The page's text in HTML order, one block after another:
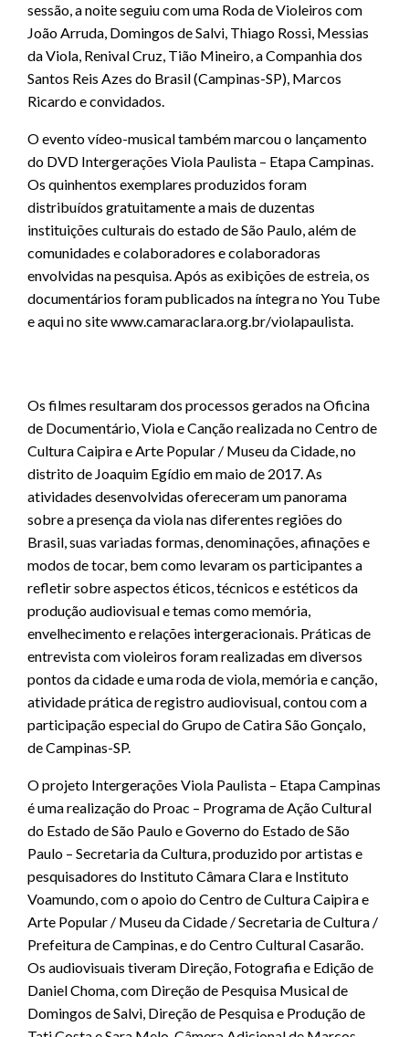
sessão, a noite seguiu com uma Roda de Violeiros com
João Arruda, Domingos de Salvi, Thiago Rossi, Messias
da Viola, Renival Cruz, Tião Mineiro, a Companhia dos
Santos Reis Azes do Brasil (Campinas-SP), Marcos
Ricardo e convidados.
O evento vídeo-musical também marcou o lançamento
do DVD Intergerações Viola Paulista – Etapa Campinas.
Os quinhentos exemplares produzidos foram
distribuídos gratuitamente a mais de duzentas
instituições culturais do estado de São Paulo, além de
comunidades e colaboradores e colaboradoras
envolvidas na pesquisa. Após as exibições de estreia, os
documentários foram publicados na íntegra no You Tube
e aqui no site www.camaraclara.org.br/violapaulista.
Os filmes resultaram dos processos gerados na Oficina
de Documentário, Viola e Canção realizada no Centro de
Cultura Caipira e Arte Popular / Museu da Cidade, no
distrito de Joaquim Egídio em maio de 2017. As
atividades desenvolvidas ofereceram um panorama
sobre a presença da viola nas diferentes regiões do
Brasil, suas variadas formas, denominações, afinações e
modos de tocar, bem como levaram os participantes a
refletir sobre aspectos éticos, técnicos e estéticos da
produção audiovisual e temas como memória,
envelhecimento e relações intergeracionais. Práticas de
entrevista com violeiros foram realizadas em diversos
pontos da cidade e uma roda de viola, memória e canção,
atividade prática de registro audiovisual, contou com a
participação especial do Grupo de Catira São Gonçalo,
de Campinas-SP.
O projeto Intergerações Viola Paulista – Etapa Campinas
é uma realização do Proac – Programa de Ação Cultural
do Estado de São Paulo e Governo do Estado de São
Paulo – Secretaria da Cultura, produzido por artistas e
pesquisadores do Instituto Câmara Clara e Instituto
Voamundo, com o apoio do Centro de Cultura Caipira e
Arte Popular / Museu da Cidade / Secretaria de Cultura /
Prefeitura de Campinas, e do Centro Cultural Casarão.
Os audiovisuais tiveram Direção, Fotografia e Edição de
Daniel Choma, com Direção de Pesquisa Musical de
Domingos de Salvi, Direção de Pesquisa e Produção de